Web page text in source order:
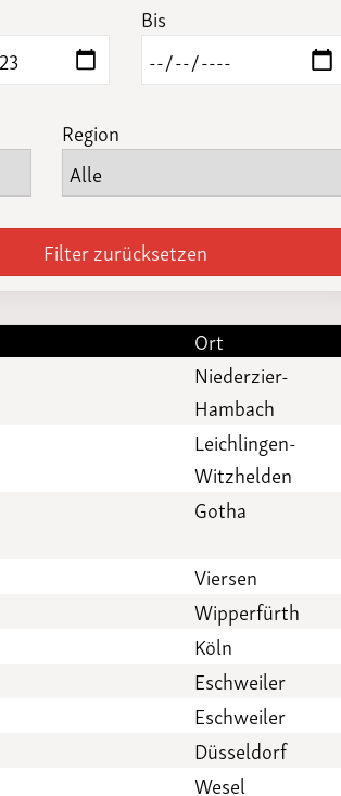
Bis
Region
Filter zurücksetzen
Ort
Niederzier-
Hambach
Leichlingen-
Witzhelden
Gotha
Viersen
Wipperfürth
Köln
Eschweiler
Eschweiler
Düsseldorf
Wesel